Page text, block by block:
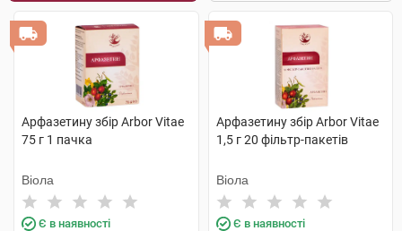
Арфазетину збір Arbor Vitae
75 г 1 пачка
Віола
Є в наявності
Арфазетину збір Arbor Vitae
1,5 г 20 фільтр-пакетів
Віола
Є в наявності